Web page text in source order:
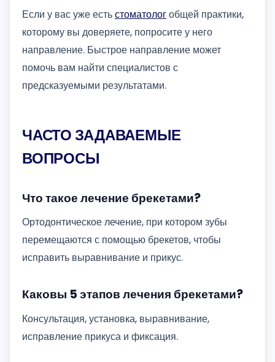
Если у вас уже естьстоматологобщей практики,
которому вы доверяете, попросите у него
направление. Быстрое направление может
помочь вам найти специалистов с
предсказуемыми результатами.
ЧАСТО ЗАДАВАЕМЫЕ
ВОПРОСЫ
Что такое лечение брекетами?
Ортодонтическое лечение, при котором зубы
перемещаются с помощью брекетов, чтобы
исправить выравнивание и прикус.
Каковы 5 этапов лечения брекетами?
Консультация, установка, выравнивание,
исправление прикуса и фиксация.